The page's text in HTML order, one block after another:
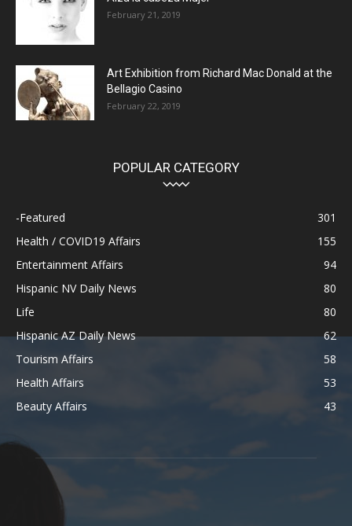
February 21, 2019
Art Exhibition from Richard Mac Donald at the
Bellagio Casino
February 22, 2019
POPULAR CATEGORY
-Featured
301
Health / COVID19 Affairs
155
Entertainment Affairs
94
Hispanic NV Daily News
80
Life
80
Hispanic AZ Daily News
62
Tourism Affairs
58
Health Affairs
53
Beauty Affairs
43